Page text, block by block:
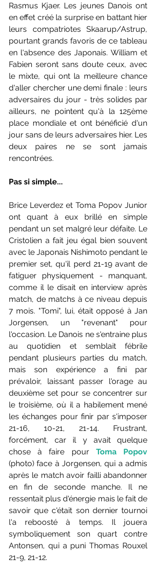
Rasmus Kjaer. Les jeunes Danois ont
en effet créé la surprise en battant hier
leurs compatriotes Skaarup/Astrup,
pourtant grands favoris de ce tableau
en l'absence des Japonais. William et
Fabien seront sans doute ceux, avec
le mixte, qui ont la meilleure chance
d'aller chercher une demi finale : leurs
adversaires du jour - très solides par
ailleurs, ne pointent qu'à la 125ème
place mondiale et ont bénéficié d'un
jour sans de leurs adversaires hier. Les
deux paires ne se sont jamais
rencontrées.
Pas si simple...
Brice Leverdez et Toma Popov Junior
ont quant à eux brillé en simple
pendant un set malgré leur défaite. Le
Cristolien a fait jeu égal bien souvent
avec le Japonais Nishimoto pendant le
premier set, qu'il perd 21-19 avant de
fatiguer physiquement - manquant,
comme il le disait en interview après
match, de matchs à ce niveau depuis
7 mois. "Tomi", lui, était opposé à Jan
Jorgensen, un "revenant" pour
l'occasion. Le Danois ne s'entraine plus
au quotidien et semblait fébrile
pendant plusieurs parties du match,
mais son expérience a fini par
prévaloir, laissant passer l'orage au
deuxième set pour se concentrer sur
le troisième, où il a habilement mené
les échanges pour finir par s'imposer
21-16, 10-21, 21-14. Frustrant,
forcément, car il y avait quelque
chose à faire pour
(photo) face à Jorgensen, qui a admis
après le match avoir failli abandonner
en fin de seconde manche. Il ne
ressentait plus d'énergie mais le fait de
savoir que c'était son dernier tournoi
l'a reboosté à temps. Il jouera
symboliquement son quart contre
Antonsen, qui a puni Thomas Rouxel
21-9, 21-12.